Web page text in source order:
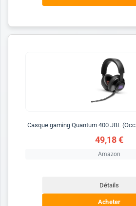
Casque gaming Quantum 400 JBL
49,18 €
Amazon
Détails
Acheter